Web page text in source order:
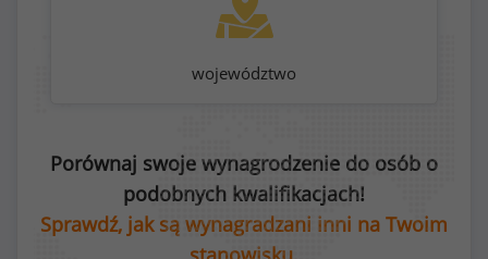
województwo
Porównaj swoje wynagrodzenie do osób o
podobnych kwalifikacjach!
Sprawdź, jak są wynagradzani inni na Twoim